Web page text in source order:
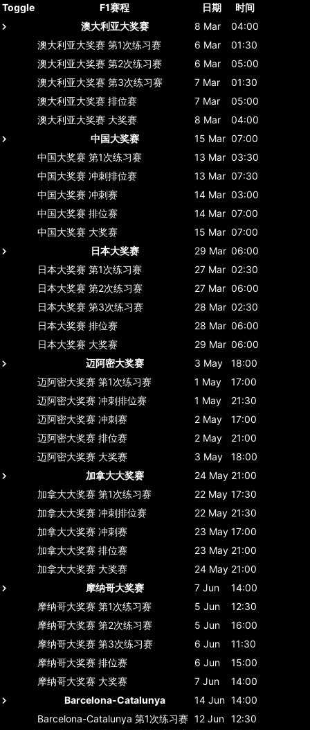
Toggle F1赛程 日期
时间
澳大利亚大奖赛
8 Mar
04:00
澳大利亚大奖赛 第1次练习赛 6 Mar
01:30
澳大利亚大奖赛 第2次练习赛 6 Mar
05:00
澳大利亚大奖赛 第3次练习赛 7 Mar
01:30
澳大利亚大奖赛 排位赛 7 Mar
05:00
澳大利亚大奖赛 大奖赛 8 Mar
04:00
中国大奖赛
15 Mar 07:00
中国大奖赛 第1次练习赛 13 Mar 03:30
中国大奖赛 冲刺排位赛 13 Mar 07:30
中国大奖赛 冲刺赛 14 Mar 03:00
中国大奖赛 排位赛 14 Mar 07:00
中国大奖赛 大奖赛 15 Mar 07:00
日本大奖赛
29 Mar 06:00
日本大奖赛 第1次练习赛 27 Mar 02:30
日本大奖赛 第2次练习赛 27 Mar 06:00
日本大奖赛 第3次练习赛 28 Mar 02:30
日本大奖赛 排位赛 28 Mar 06:00
日本大奖赛 大奖赛 29 Mar 06:00
迈阿密大奖赛
3 May
18:00
迈阿密大奖赛 第1次练习赛 1 May
17:00
迈阿密大奖赛 冲刺排位赛 1 May
21:30
迈阿密大奖赛 冲刺赛 2 May
17:00
迈阿密大奖赛 排位赛 2 May
21:00
迈阿密大奖赛 大奖赛 3 May
18:00
加拿大大奖赛
24 May 21:00
加拿大大奖赛 第1次练习赛 22 May 17:30
加拿大大奖赛 冲刺排位赛 22 May 21:30
加拿大大奖赛 冲刺赛 23 May 17:00
加拿大大奖赛 排位赛 23 May 21:00
加拿大大奖赛 大奖赛 24 May 21:00
摩纳哥大奖赛
7 Jun
14:00
摩纳哥大奖赛 第1次练习赛 5 Jun
12:30
摩纳哥大奖赛 第2次练习赛 5 Jun
16:00
摩纳哥大奖赛 第3次练习赛 6 Jun
11:30
摩纳哥大奖赛 排位赛 6 Jun
15:00
摩纳哥大奖赛 大奖赛 7 Jun
14:00
Barcelona-Catalunya
14 Jun 14:00
Barcelona-Catalunya 第1次练习赛 12 Jun 12:30